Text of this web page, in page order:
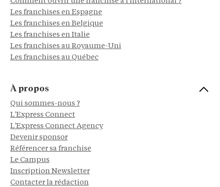
Les franchises en Espagne
Les franchises en Belgique
Les franchises en Italie
Les franchises au Royaume-Uni
Les franchises au Québec
À propos
Qui sommes-nous ?
L'Express Connect
L'Express Connect Agency
Devenir sponsor
Référencer sa franchise
Le Campus
Inscription Newsletter
Contacter la rédaction